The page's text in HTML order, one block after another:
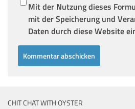
Mit der Nutzung dieses
mit der Speicherung und
Daten durch diese Website
CHIT CHAT WITH OYSTER